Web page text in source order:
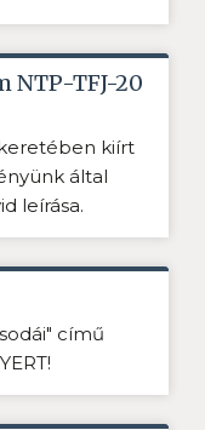
NTP-TFJ-20
kiírt
által
leírása.
című